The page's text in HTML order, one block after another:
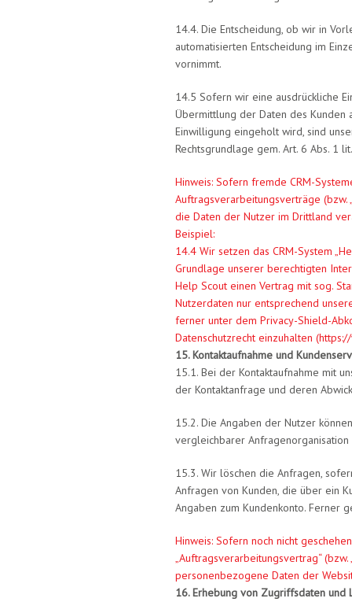
14.4. Die Entscheidung, ob wir in
automatisierten Entscheidung im
vornimmt.
14.5 Sofern wir eine ausdrückliche
Übermittlung der Daten des Kunden
Einwilligung eingeholt wird, sind
Rechtsgrundlage gem. Art. 6 Abs. 1
Hinweis: Sofern fremde CRM-
Auftragsverarbeitungsverträge (bzw.
die Daten der Nutzer im Drittland
Beispiel:
14.4 Wir setzen das CRM-System
Grundlage unserer berechtigten
Help Scout einen Vertrag mit sog.
Nutzerdaten nur entsprechend
ferner unter dem Privacy-Shield-
Datenschutzrecht einzuhalten
15. Kontaktaufnahme und
15.1. Bei der Kontaktaufnahme mit
der Kontaktanfrage und deren
15.2. Die Angaben der Nutzer
vergleichbarer
15.3. Wir löschen die Anfragen,
Anfragen von Kunden, die über ein
Angaben zum Kundenkonto. Ferner
Hinweis: Sofern noch nicht
„Auftragsverarbeitungsvertrag“
personenbezogene Daten der
16. Erhebung von Zugriffsdaten und